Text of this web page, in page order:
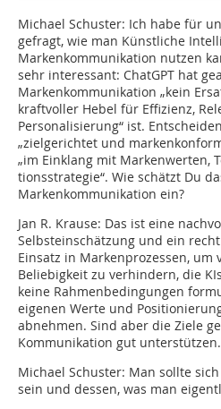
Michael Schuster: Ich habe für
gefragt, wie man Künstliche
Markenkommunikation nutzen
sehr interessant: ChatGPT hat
Markenkommunikation „kein
kraftvoller Hebel für Effizienz,
Personalisierung“ ist.
„zielgerichtet und
„im Einklang mit Markenwerten,
tionsstrategie“. Wie schätzt Du
Markenkommunikation ein?
Jan R. Krause: Das ist eine
Selbsteinschätzung und ein
Einsatz in Markenprozessen, um
Beliebigkeit zu verhindern, die
keine Rahmenbedingungen
eigenen Werte und
abnehmen. Sind aber die Ziele
Kommunikation gut unterstützen.
Michael Schuster: Man sollte
sein und dessen, was man